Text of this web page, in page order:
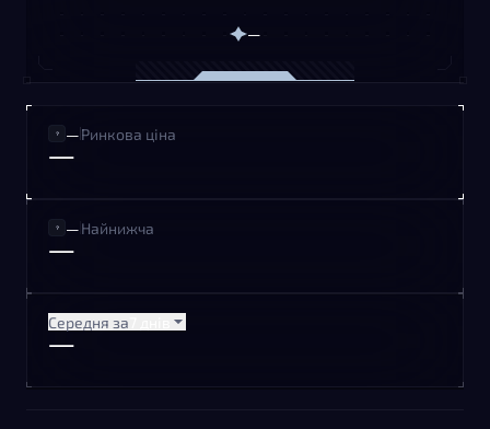
—
—Ринкова ціна
—
—Найнижча
—
Середня за
—